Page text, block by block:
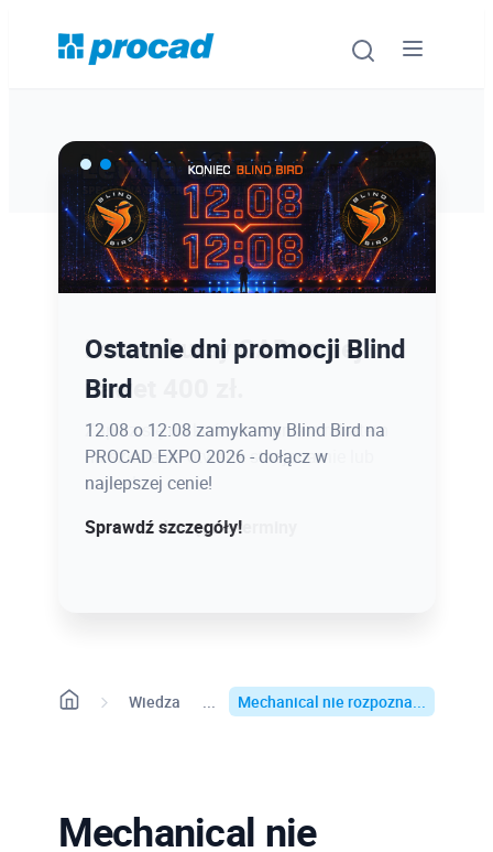
Ostatnie dni promocji Blind
Bird
12.08 o 12:08 zamykamy Blind Bird na
PROCAD EXPO 2026 - dołącz w
najlepszej cenie!
Sprawdź szczegóły!
Latem kursy CAD taniej
nawet 400 zł.
Zapisz się do końca sierpnia z rabatem
na szkolenia otwarte stacjonarnie lub
online!
Sprawdź dostępne terminy
Wiedza Mechanical nie rozpozna...
Mechanical nie
Oprogramowanie
Szkolenia
Urządzenia i serwis